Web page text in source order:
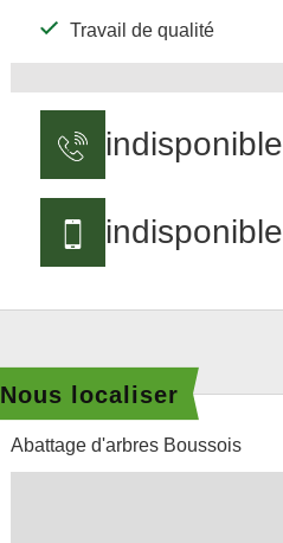
Travail de qualité
indisponible
indisponible
Nous localiser
Abattage d'arbres Boussois